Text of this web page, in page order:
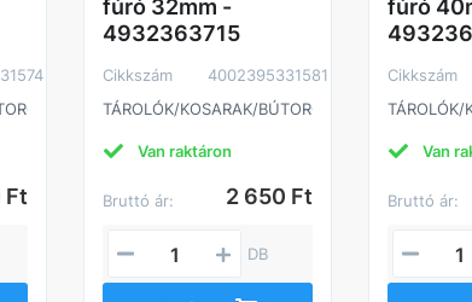
Ft
fúró 32mm -
4932363715
Cikkszám
4002395331581
TÁROLÓK/KOSARAK/BÚTOROK
Van raktáron
Bruttó ár: 2 650 Ft
DB
fúró
Cikkszám
TÁROLÓK/
Van
Bruttó ár: